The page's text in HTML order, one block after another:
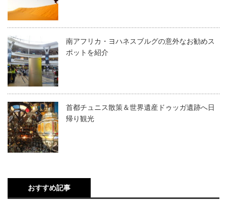
南アフリカ・ヨハネスブルグの意外なお勧めス
ポットを紹介
首都チュニス散策＆世界遺産ドゥッガ遺跡へ日
帰り観光
おすすめ記事